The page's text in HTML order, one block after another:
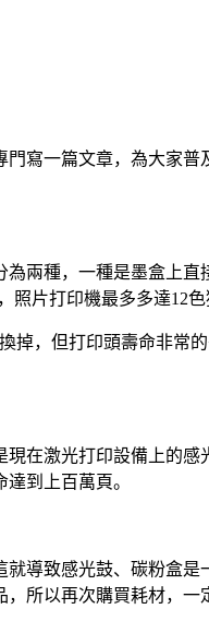
寫一篇文章，為大家
兩種，一種是墨盒上
照片打印機最多多達12
掉，但打印頭壽命非常
在激光打印設備上的
到上百萬頁。
導致感光鼓、碳粉盒
所以再次購買耗材，